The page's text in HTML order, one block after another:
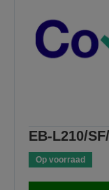
EB-L210/
Op voorraad